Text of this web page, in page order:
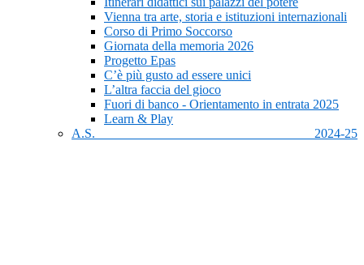
Vienna tra arte, storia e istituzioni internazionali
Corso di Primo Soccorso
Giornata della memoria 2026
Progetto Epas
C’è più gusto ad essere unici
L’altra faccia del gioco
Fuori di banco - Orientamento in entrata 2025
Learn & Play
A.S. 2024-25